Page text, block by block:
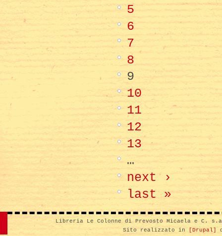
5
6
7
8
9
10
11
12
13
…
next ›
last »
Libreria Le Colonne di Prevosto Micaela e C.
Sito realizzato in
[Drupal]